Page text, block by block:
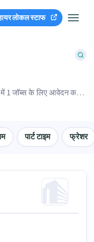
लोकल स्टाफ
1 जॉब्स के लिए आवेदन करें!
पार्ट टाइम फ्रेशर